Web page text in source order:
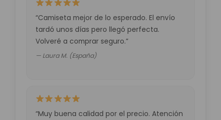
“Camiseta mejor de lo esperado. El envío
tardó unos días pero llegó perfecta.
Volveré a comprar seguro.”
— Laura M. (España)
“Muy buena calidad por el precio. Atención